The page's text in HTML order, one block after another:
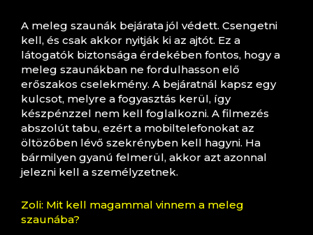
A meleg szaunák bejárata jól védett. Csengetni
kell, és csak akkor nyitják ki az ajtót. Ez a
látogatók biztonsága érdekében fontos, hogy a
meleg szaunákban ne fordulhasson elő
erőszakos cselekmény. A bejáratnál kapsz egy
kulcsot, melyre a fogyasztás kerül, így
készpénzzel nem kell foglalkozni. A filmezés
abszolút tabu, ezért a mobiltelefonokat az
öltözőben lévő szekrényben kell hagyni. Ha
bármilyen gyanú felmerül, akkor azt azonnal
jelezni kell a személyzetnek.
Zoli: Mit kell magammal vinnem a meleg
szaunába?